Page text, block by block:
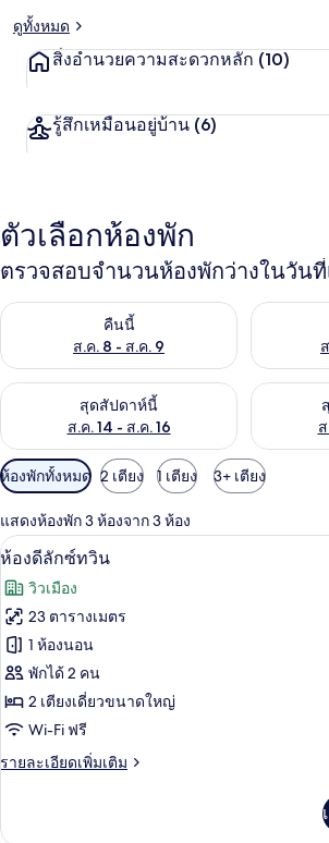
ดูทั้งหมด
สิ่งอำนวยความสะดวกหลัก (10)
รู้สึกเหมือนอยู่บ้าน (6)
ตัวเลือกห้องพัก
ตรวจสอบจำนวนห้องพักว่างในวัน
คืนนี้
ส.ค. 8 - ส.ค. 9
ตรวจสอบจำนวนห้องพักว่างในคืนนี้ ส.ค. 8 -
ตรวจสอบ
สุดสัปดาห์นี้
ส.ค. 14 - ส.ค. 16
ตรวจสอบจำนวนห้องพักว่างในสุดสัปดาห์นี้ ส.
ตรวจสอบ
ตัว
กรอง
ที่
มี
ให้
สำหรับ
ห้อง
พัก
ห้องพักทั้งหมด 2 เตียง 1 เตียง 3+ เตียง
แสดงห้องพัก 3 ห้องจาก 3 ห้อง
เปิด
ภาพถ่าย
ทั้งหมด
ของ
ห้อง
ดี
ลัก
ซ์
ห้องดีลักซ์ท
7
ห้องดีลักซ์ทวิน
วิวเมือง
23 ตารางเมตร
1 ห้องนอน
พักได้ 2 คน
2 เตียงเดี่ยวขนาดใหญ่
Wi-Fi ฟรี
รายละเอียดเพิ่มเติม
ราย